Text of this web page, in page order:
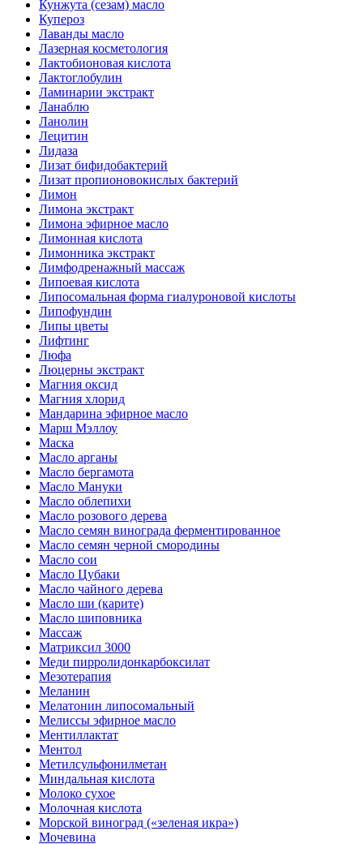
Кунжута (сезам) масло
Купероз
Лаванды масло
Лазерная косметология
Лактобионовая кислота
Лактоглобулин
Ламинарии экстракт
Ланаблю
Ланолин
Лецитин
Лидаза
Лизат бифидобактерий
Лизат пропионовокислых бактерий
Лимон
Лимона экстракт
Лимона эфирное масло
Лимонная кислота
Лимонника экстракт
Лимфодренажный массаж
Липоевая кислота
Липосомальная форма гиалуроновой кислоты
Липофундин
Липы цветы
Лифтинг
Люфа
Люцерны экстракт
Магния оксид
Магния хлорид
Мандарина эфирное масло
Марш Мэллоу
Маска
Масло арганы
Масло бергамота
Масло Мануки
Масло облепихи
Масло розового дерева
Масло семян винограда ферментированное
Масло семян черной смородины
Масло сои
Масло Цубаки
Масло чайного дерева
Масло ши (карите)
Масло шиповника
Массаж
Матриксил 3000
Меди пирролидонкарбоксилат
Мезотерапия
Меланин
Мелатонин липосомальный
Мелиссы эфирное масло
Ментиллактат
Ментол
Метилсульфонилметан
Миндальная кислота
Молоко сухое
Молочная кислота
Морской виноград («зеленая икра»)
Мочевина